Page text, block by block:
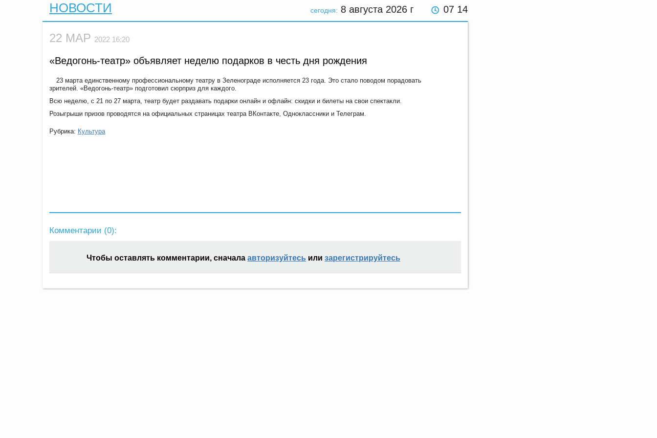
сегодня: 8 августа 2026 г 07 14
НОВОСТИ
22 МАР 2022 16:20
«Ведогонь-театр» объявляет неделю подарков в честь дня рождения
23 марта единственному профессиональному театру в Зеленограде исполняется 23 года. Это стало поводом порадовать
зрителей. «Ведогонь-театр» подготовил сюрприз для каждого.
Всю неделю, с 21 по 27 марта, театр будет раздавать подарки онлайн и офлайн: скидки и билеты на свои спектакли.
Розыгрыши призов проводятся на официальных страницах театра ВКонтакте, Одноклассники и Телеграм.
Рубрика: Культура
Комментарии (0):
Чтобы оставлять комментарии, сначала авторизуйтесь или зарегистрируйтесь